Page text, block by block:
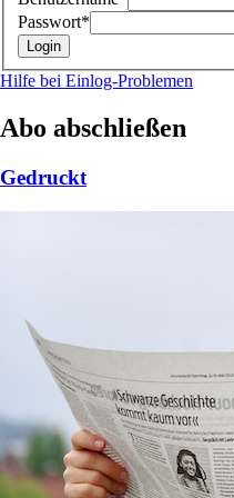
Passwort*
Hilfe bei Einlog-Problemen
Abo abschließen
Gedruckt